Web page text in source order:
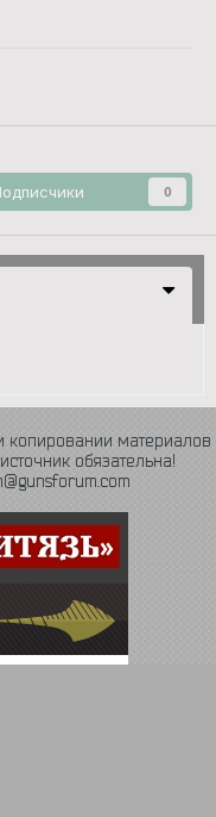
0
копировании материалов
обязательна!